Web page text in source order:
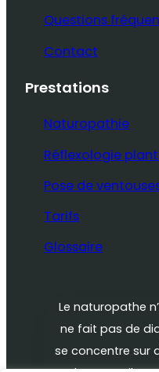
Questions
Contact
Prestations
Naturopathie
Réflexologie
Pose de
Tarifs
Glossaire
Le naturopathe
ne fait pas de
se concentre sur